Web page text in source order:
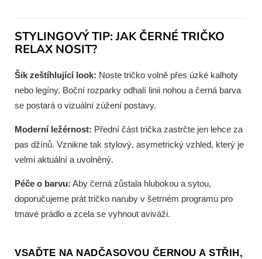
STYLINGOVÝ TIP: JAK ČERNÉ TRIČKO
RELAX NOSIT?
Šik zeštíhlující look: Noste tričko volně přes úzké kalhoty
nebo legíny. Boční rozparky odhalí linii nohou a černá barva
se postará o vizuální zúžení postavy.
Moderní ležérnost: Přední část trička zastrčte jen lehce za
pas džínů. Vznikne tak stylový, asymetrický vzhled, který je
velmi aktuální a uvolněný.
Péče o barvu: Aby černá zůstala hlubokou a sytou,
doporučujeme prát tričko naruby v šetrném programu pro
tmavé prádlo a zcela se vyhnout aviváži.
VSAĎTE NA NADČASOVOU ČERNOU A STŘIH,